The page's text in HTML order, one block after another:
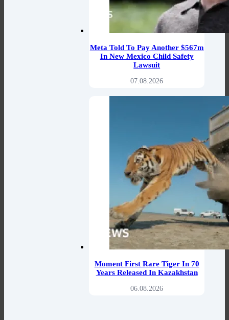
Meta Told To Pay Another $567m
In New Mexico Child Safety
Lawsuit
07.08.2026
Moment First Rare Tiger In 70
Years Released In Kazakhstan
06.08.2026